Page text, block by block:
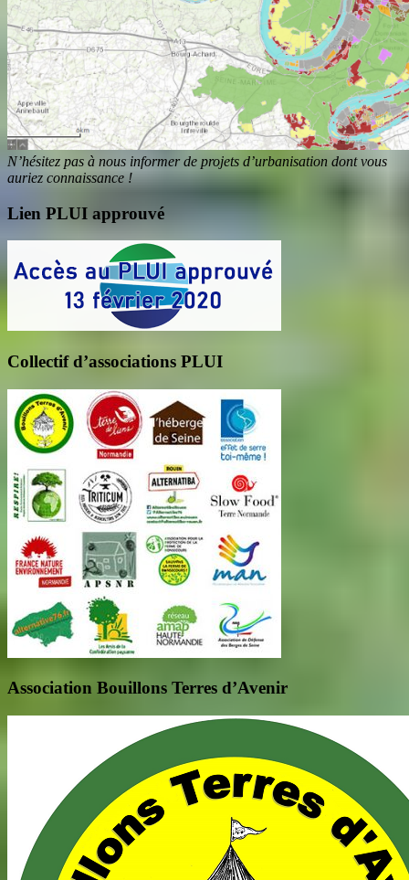
N’hésitez pas à nous informer de projets d’urbanisation dont vous
auriez connaissance !
Lien PLUI approuvé
Collectif d’associations PLUI
Association Bouillons Terres d’Avenir